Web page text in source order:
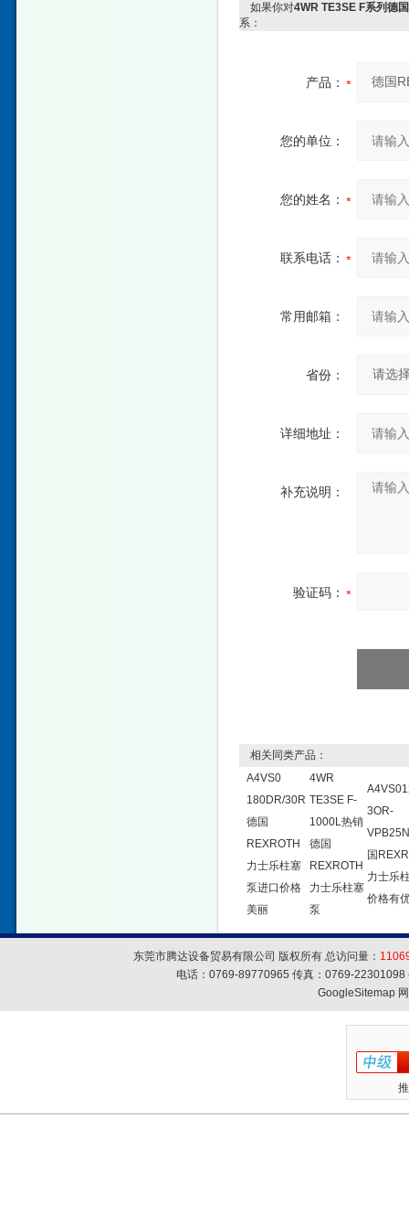
如果你对4WR TE3SE F系列德
系：
产品：
您的单位：
您的姓名：
联系电话：
常用邮箱：
省份：
详细地址：
补充说明：
验证码：
相关同类产品：
A4VS0
180DR/30R
德国
REXROTH
力士乐柱塞
泵进口价格
美丽
4WR
TE3SE F-
1000L热销
德国
REXROTH
力士乐柱塞
泵
3OR-
国
力士乐
价格有
东莞市腾达设备贸易有限公司 版权所有 总访问量：
电话：0769-89770965 传真：0769-
GoogleSitemap网